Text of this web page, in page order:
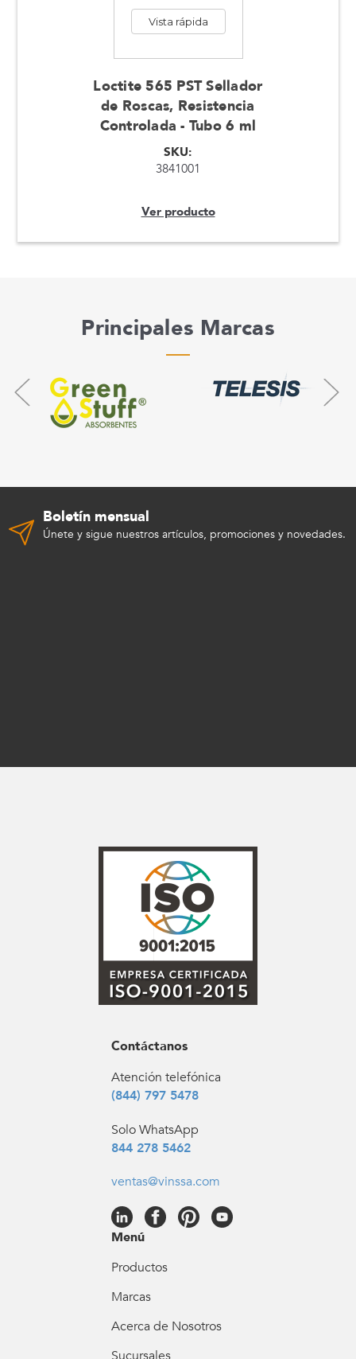
Vista rápida
Loctite 565 PST Sellador
de Roscas, Resistencia
Controlada - Tubo 6 ml
SKU:
3841001
Ver producto
Principales Marcas
Boletín mensual
Únete y sigue nuestros artículos, promociones y novedades.
Contáctanos
Atención telefónica
(844) 797 5478
Solo WhatsApp
844 278 5462
ventas@vinssa.com
Menú
Productos
Marcas
Acerca de Nosotros